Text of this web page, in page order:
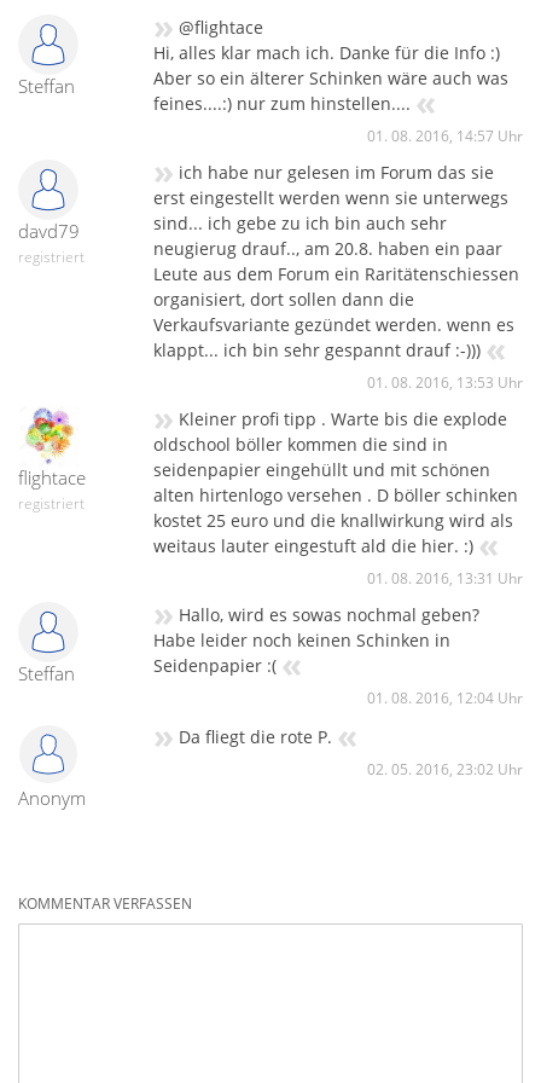
Steffan
» @flightace
Hi, alles klar mach ich. Danke für die Info :)
Aber so ein älterer Schinken wäre auch was
feines....:) nur zum hinstellen.... «
01. 08. 2016, 14:57 Uhr
davd79
registriert
» ich habe nur gelesen im Forum das sie
erst eingestellt werden wenn sie unterwegs
sind... ich gebe zu ich bin auch sehr
neugierug drauf.., am 20.8. haben ein paar
Leute aus dem Forum ein Raritätenschiessen
organisiert, dort sollen dann die
Verkaufsvariante gezündet werden. wenn es
klappt... ich bin sehr gespannt drauf :-))) «
01. 08. 2016, 13:53 Uhr
flightace
registriert
» Kleiner profi tipp . Warte bis die explode
oldschool böller kommen die sind in
seidenpapier eingehüllt und mit schönen
alten hirtenlogo versehen . D böller schinken
kostet 25 euro und die knallwirkung wird als
weitaus lauter eingestuft ald die hier. :) «
01. 08. 2016, 13:31 Uhr
Steffan
» Hallo, wird es sowas nochmal geben?
Habe leider noch keinen Schinken in
Seidenpapier :( «
01. 08. 2016, 12:04 Uhr
Anonym
» Da fliegt die rote P. «
02. 05. 2016, 23:02 Uhr
KOMMENTAR VERFASSEN